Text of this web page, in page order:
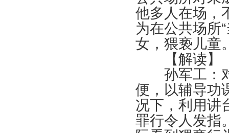
他多人在场，
为在公共场所
女，猥亵儿童
【解读】
孙军工：对
便，以辅导功
况下，利用讲
罪行令人发指